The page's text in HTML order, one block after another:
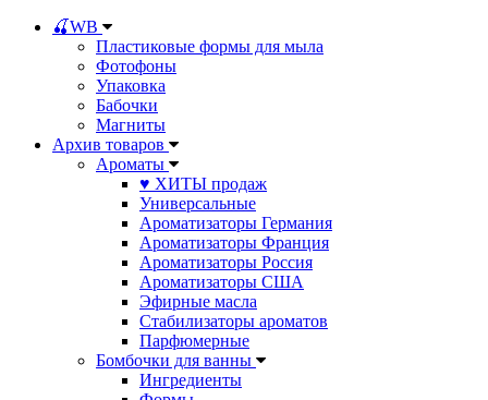
🍒WB
Пластиковые формы для мыла
Фотофоны
Упаковка
Бабочки
Магниты
Архив товаров
Ароматы
♥ ХИТЫ продаж
Универсальные
Ароматизаторы Германия
Ароматизаторы Франция
Ароматизаторы Россия
Ароматизаторы США
Эфирные масла
Стабилизаторы ароматов
Парфюмерные
Бомбочки для ванны
Ингредиенты